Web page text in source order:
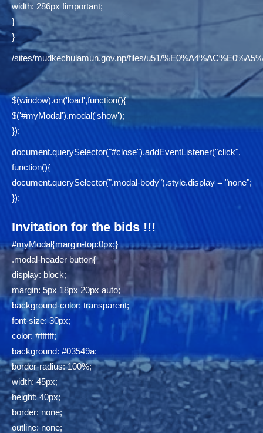
width: 286px !important;
}
}
/sites/mudkechulamun.gov.np/files/u51/
$(window).on('load',function(){
$('#myModal').modal('show');
});
document.querySelector("#close").addEventListener("click",
function(){
document.querySelector(".modal-body").style.display = "none";
});
Invitation for the bids !!!
#myModal{margin-top:0px;}
.modal-header button{
display: block;
margin: 5px 18px 20px auto;
background-color: transparent;
font-size: 30px;
color: #ffffff;
background: #03549a;
border-radius: 100%;
width: 45px;
height: 40px;
border: none;
outline: none;